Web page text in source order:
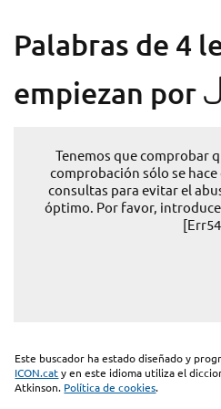
Palabras de 4
empiezan por J
Tenemos que comprobar
comprobación sólo se
consultas para evitar el
óptimo. Por favor, introduce
Este buscador ha estado diseñado y
ICON.caty en este idioma utiliza el
Atkinson. Política de cookies.